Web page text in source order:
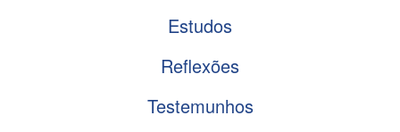
Estudos
Reflexões
Testemunhos